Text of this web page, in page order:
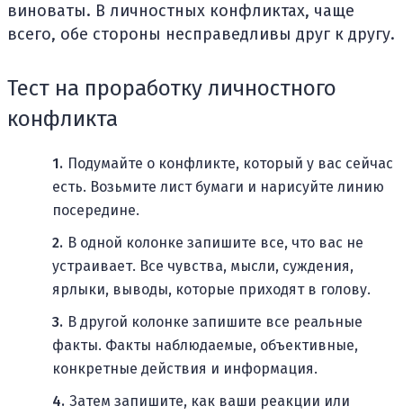
виноваты. В личностных конфликтах, чаще
всего, обе стороны несправедливы друг к другу.
Тест на проработку личностного
конфликта
Подумайте о конфликте, который у вас сейчас
есть. Возьмите лист бумаги и нарисуйте линию
посередине.
В одной колонке запишите все, что вас не
устраивает. Все чувства, мысли, суждения,
ярлыки, выводы, которые приходят в голову.
В другой колонке запишите все реальные
факты. Факты наблюдаемые, объективные,
конкретные действия и информация.
Затем запишите, как ваши реакции или